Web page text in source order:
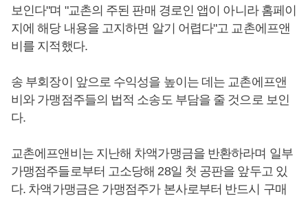
보인다"며 "교촌의 주된 판매 경로인 앱이 아니라 홈페이
지에 해당 내용을 고지하면 알기 어렵다"고 교촌에프앤
비를 지적했다.
송 부회장이 앞으로 수익성을 높이는 데는 교촌에프앤
비와 가맹점주들의 법적 소송도 부담을 줄 것으로 보인
다.
교촌에프앤비는 지난해 차액가맹금을 반환하라며 일부
가맹점주들로부터 고소당해 28일 첫 공판을 앞두고 있
다. 차액가맹금은 가맹점주가 본사로부터 반드시 구매